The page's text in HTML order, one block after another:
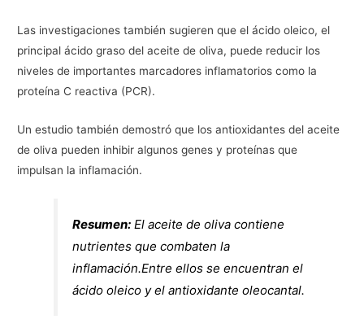
Las investigaciones también sugieren que el ácido oleico, el
principal ácido graso del aceite de oliva, puede reducir los
niveles de importantes marcadores inflamatorios como la
proteína C reactiva (PCR).
Un estudio también demostró que los antioxidantes del aceite
de oliva pueden inhibir algunos genes y proteínas que
impulsan la inflamación.
Resumen: El aceite de oliva contiene
nutrientes que combaten la
inflamación.Entre ellos se encuentran el
ácido oleico y el antioxidante oleocantal.